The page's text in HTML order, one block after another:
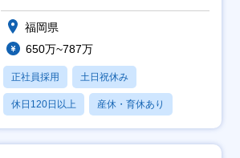
福岡県
650万~787万
正社員採用 土日祝休み
休日120日以上 産休・育休あり
月残業20時間以内